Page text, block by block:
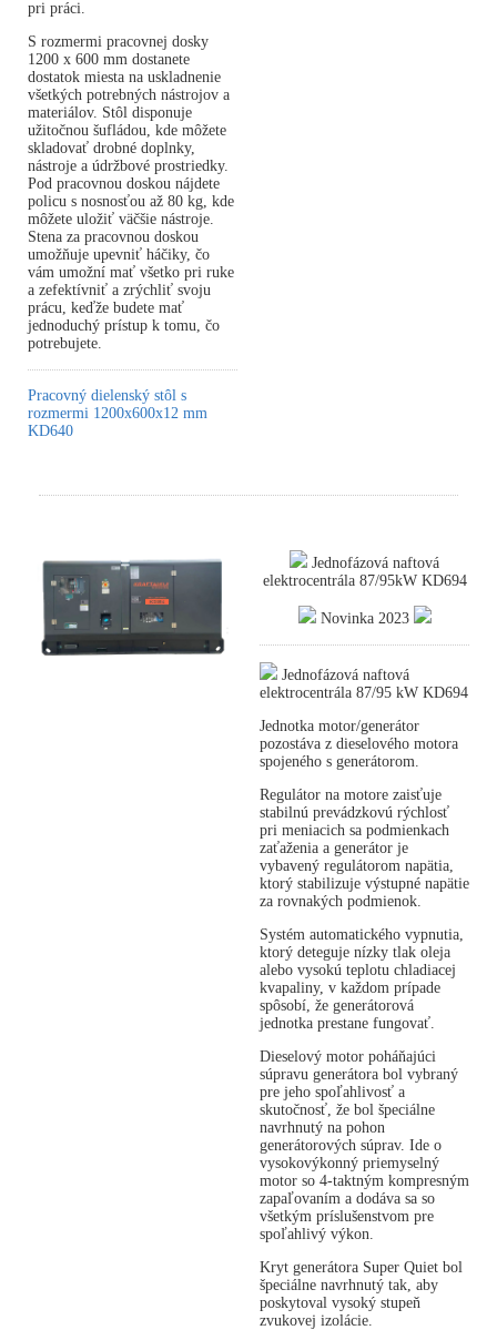
pri práci.
S rozmermi pracovnej dosky
1200 x 600 mm dostanete
dostatok miesta na uskladnenie
všetkých potrebných nástrojov a
materiálov. Stôl disponuje
užitočnou šufládou, kde môžete
skladovať drobné doplnky,
nástroje a údržbové prostriedky.
Pod pracovnou doskou nájdete
policu s nosnosťou až 80 kg, kde
môžete uložiť väčšie nástroje.
Stena za pracovnou doskou
umožňuje upevniť háčiky, čo
vám umožní mať všetko pri ruke
a zefektívniť a zrýchliť svoju
prácu, keďže budete mať
jednoduchý prístup k tomu, čo
potrebujete.
Pracovný dielenský stôl s
rozmermi 1200x600x12 mm
KD640
Jednofázová naftová
elektrocentrála 87/95kW KD694
Novinka 2023
Jednofázová naftová
elektrocentrála 87/95 kW KD694
Jednotka motor/generátor
pozostáva z dieselového motora
spojeného s generátorom.
Regulátor na motore zaisťuje
stabilnú prevádzkovú rýchlosť
pri meniacich sa podmienkach
zaťaženia a generátor je
vybavený regulátorom napätia,
ktorý stabilizuje výstupné napätie
za rovnakých podmienok.
Systém automatického vypnutia,
ktorý deteguje nízky tlak oleja
alebo vysokú teplotu chladiacej
kvapaliny, v každom prípade
spôsobí, že generátorová
jednotka prestane fungovať.
Dieselový motor poháňajúci
súpravu generátora bol vybraný
pre jeho spoľahlivosť a
skutočnosť, že bol špeciálne
navrhnutý na pohon
generátorových súprav. Ide o
vysokovýkonný priemyselný
motor so 4-taktným kompresným
zapaľovaním a dodáva sa so
všetkým príslušenstvom pre
spoľahlivý výkon.
Kryt generátora Super Quiet bol
špeciálne navrhnutý tak, aby
poskytoval vysoký stupeň
zvukovej izolácie.